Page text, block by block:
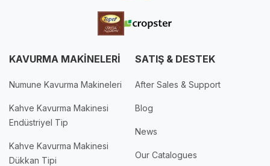
KAVURMA MAKİNELERİ
Numune Kavurma Makineleri
Kahve Kavurma Makinesi
Endüstriyel Tip
Kahve Kavurma Makinesi
Dükkan Tipi
SATIŞ & DESTEK
After Sales & Support
Blog
News
Our Catalogues